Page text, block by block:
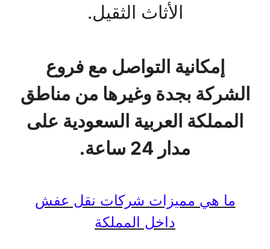
الأثاث الثقيل.
إمكانية التواصل مع فروع
الشركة بجدة وغيرها من مناطق
المملكة العربية السعودية على
مدار 24 ساعة.
ما هي مميزات شركات نقل عفش
داخل المملكة